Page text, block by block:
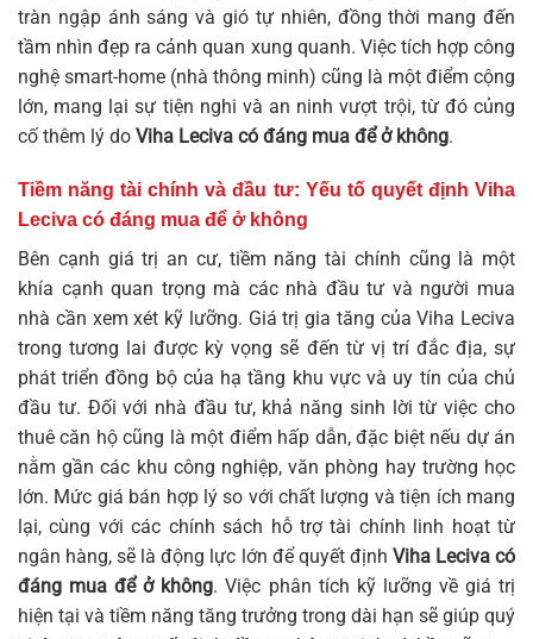
tràn ngập ánh sáng và gió tự nhiên, đồng thời mang đến
tầm nhìn đẹp ra cảnh quan xung quanh. Việc tích hợp công
nghệ smart-home (nhà thông minh) cũng là một điểm cộng
lớn, mang lại sự tiện nghi và an ninh vượt trội, từ đó củng
cố thêm lý do Viha Leciva có đáng mua để ở không.
Tiềm năng tài chính và đầu tư: Yếu tố quyết định Viha
Leciva có đáng mua để ở không
Bên cạnh giá trị an cư, tiềm năng tài chính cũng là một
khía cạnh quan trọng mà các nhà đầu tư và người mua
nhà cần xem xét kỹ lưỡng. Giá trị gia tăng của Viha Leciva
trong tương lai được kỳ vọng sẽ đến từ vị trí đắc địa, sự
phát triển đồng bộ của hạ tầng khu vực và uy tín của chủ
đầu tư. Đối với nhà đầu tư, khả năng sinh lời từ việc cho
thuê căn hộ cũng là một điểm hấp dẫn, đặc biệt nếu dự án
nằm gần các khu công nghiệp, văn phòng hay trường học
lớn. Mức giá bán hợp lý so với chất lượng và tiện ích mang
lại, cùng với các chính sách hỗ trợ tài chính linh hoạt từ
ngân hàng, sẽ là động lực lớn để quyết định Viha Leciva có
đáng mua để ở không. Việc phân tích kỹ lưỡng về giá trị
hiện tại và tiềm năng tăng trưởng trong dài hạn sẽ giúp quý